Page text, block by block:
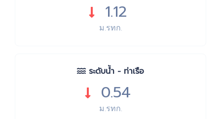
1.12
ม.รทก.
ระดับน้ำ - ท่าเรือ
0.54
ม.รทก.